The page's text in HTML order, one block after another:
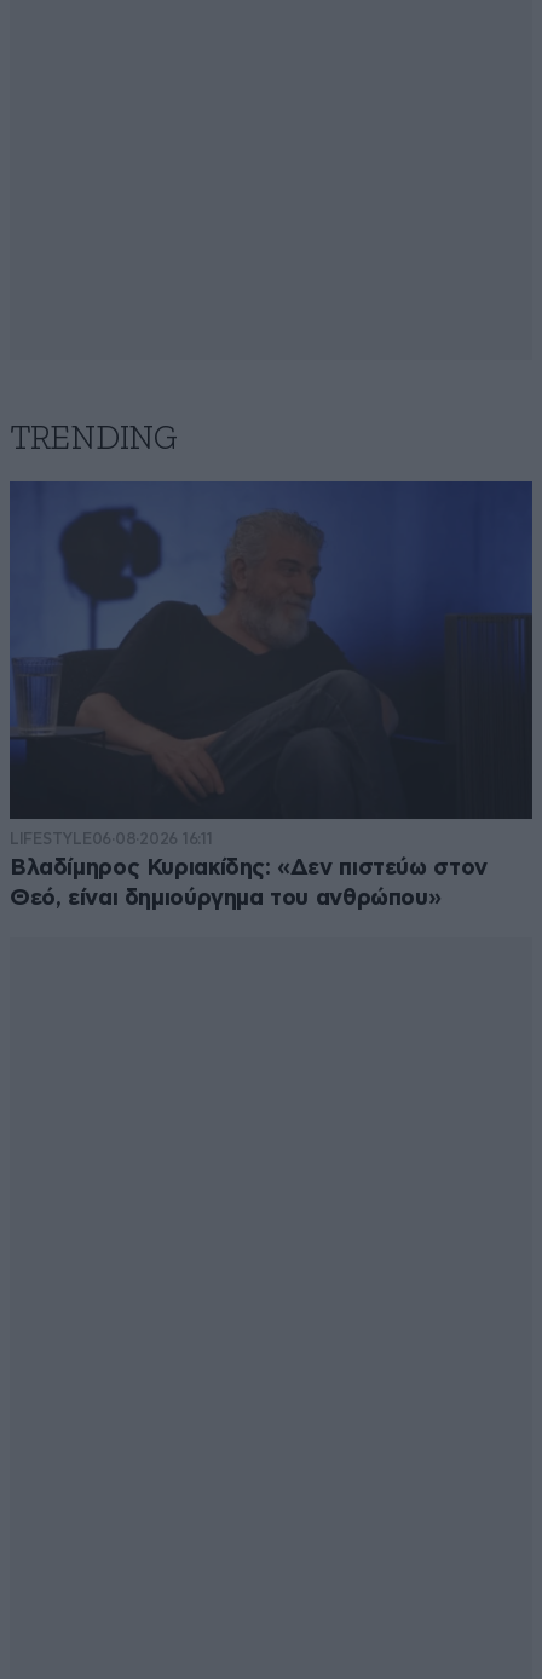
TRENDING
LIFESTYLE06·08·2026 16:11
Βλαδίμηρος Κυριακίδης: «Δεν πιστεύω στον
Θεό, είναι δημιούργημα του ανθρώπου»